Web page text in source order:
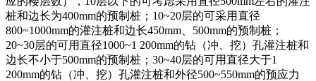
桩和边长为400mm的预制桩；10~20层的可采用直径
800~1000mm的灌注桩和边长450mm、500mm的预制桩；
20~30层的可用直径1000~1 200mm的钻（冲、挖）孔灌注桩和
边长不小于500mm的预制桩；30~40层的可用直径大于1
200mm的钻（冲、挖）孔灌注桩和外径500~550mm的预应力